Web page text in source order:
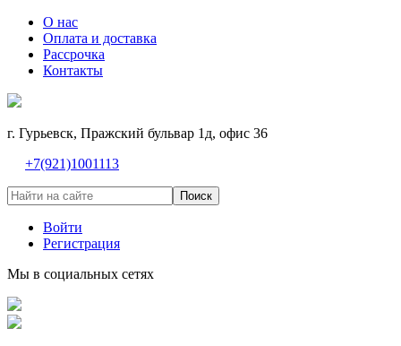
О нас
Оплата и доставка
Рассрочка
Контакты
г. Гурьевск, Пражский бульвар 1д, офис 36
+7(921)1001113
Поиск
Войти
Регистрация
Мы в социальных сетях